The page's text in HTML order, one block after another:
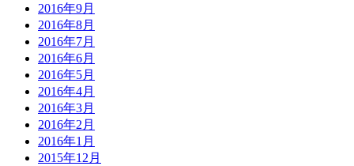
2016年9月
2016年8月
2016年7月
2016年6月
2016年5月
2016年4月
2016年3月
2016年2月
2016年1月
2015年12月